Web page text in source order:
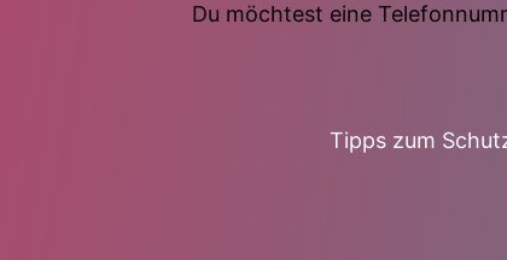
Du möchtest eine
Tipps zum